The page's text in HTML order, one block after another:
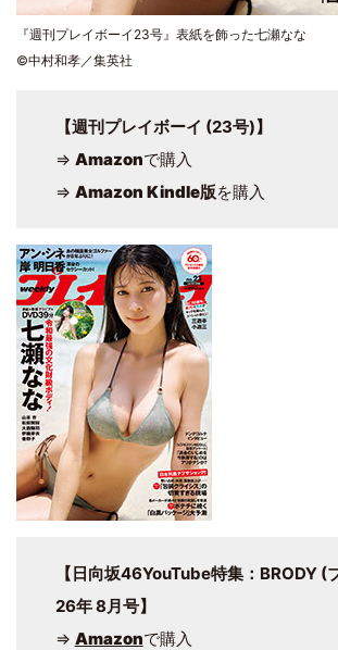
『週刊プレイボーイ23号』表紙を飾った七瀬なな
©中村和孝／集英社
【週刊プレイボーイ (23号)】
⇒ Amazonで購入
⇒ Amazon Kindle版を購入
【日向坂46YouTube特集：BRODY (
26年 8月号】
⇒ Amazonで購入